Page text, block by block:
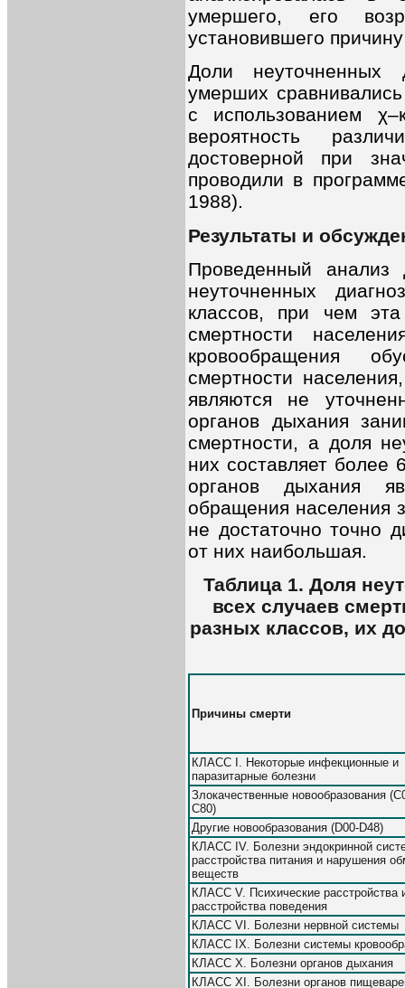
умершего, его
установившего
Доли неуточненных
умерших
с использованием
вероятность
достоверной при
проводили в
1988).
Результаты и
Проведенный анализ
неуточненных
классов, при чем
смертности
кровообращения
смертности
являются не
органов дыхания
смертности, а доля
них составляет более
органов дыхания
обращения населения
не достаточно точно
от них наибольшая.
Таблица 1. Доля
всех случаев
разных классов, их
Причины смерти
КЛАСС I. Некоторые инфекционные и
паразитарные болезни
Злокачественные новообразования
С80)
Другие новообразования (D00-D48)
КЛАСС IV. Болезни эндокринной
расстройства питания и нарушения
веществ
КЛАСС V. Психические расстройства
расстройства поведения
КЛАСС VI. Болезни нервной системы
КЛАСС IX. Болезни системы
КЛАСС X. Болезни органов дыхания
КЛАСС XI. Болезни органов